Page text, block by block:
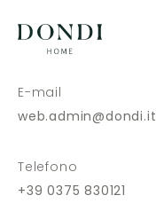
E-mail
web.admin@dondi.it
Telefono
+39 0375 830121